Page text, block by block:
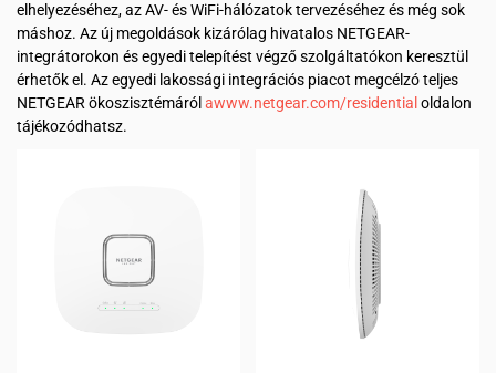
elhelyezéséhez, az AV- és WiFi-hálózatok tervezéséhez és még sok
máshoz. Az új megoldások kizárólag hivatalos NETGEAR-
integrátorokon és egyedi telepítést végző szolgáltatókon keresztül
érhetők el. Az egyedi lakossági integrációs piacot megcélzó teljes
NETGEAR ökoszisztémáról awww.netgear.com/residential oldalon
tájékozódhatsz.